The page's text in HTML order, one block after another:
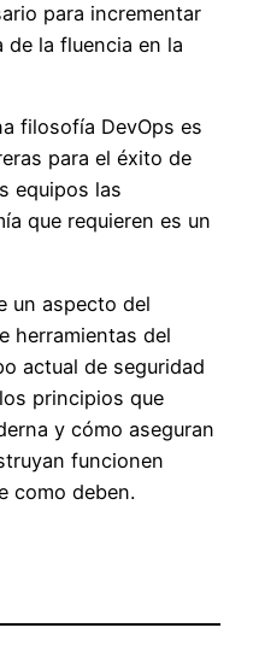
para incrementar
la fluencia en la
filosofía DevOps es
para el éxito de
equipos las
que requieren es un
un aspecto del
herramientas del
actual de seguridad
principios que
y cómo aseguran
funcionen
como deben.